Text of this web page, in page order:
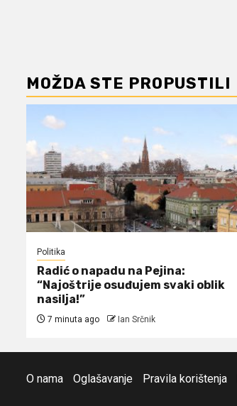
MOŽDA STE PROPUSTILI
Politika
Radić o napadu na Pejina:
“Najoštrije osuđujem svaki oblik
nasilja!”
7 minuta ago Ian Srčnik
O nama Oglašavanje Pravila korištenja